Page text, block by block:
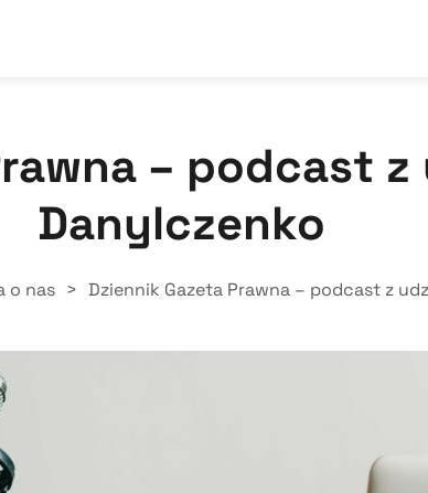
– podcast z
Danylczenko
o nas > Dziennik Gazeta Prawna – podcast z